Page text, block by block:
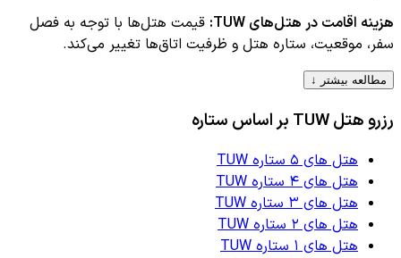
هزینه اقامت در هتل‌های TUW
: قیمت هتل‌ها با توجه به فصل
سفر، موقعیت، ستاره هتل و ظرفیت اتاق‌ها تغییر می‌کند.
مطالعه بیشتر ↓
رزرو هتلTUW بر اساس ستاره
هتل های ۵ ستاره TUW
هتل های ۴ ستاره TUW
هتل های ۳ ستاره TUW
هتل های ۲ ستاره TUW
هتل های ۱ ستاره TUW